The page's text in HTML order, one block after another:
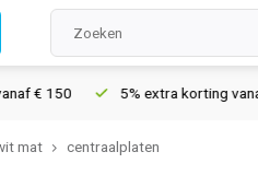
5% extra korting vanaf € 1000
mat centraalplaten